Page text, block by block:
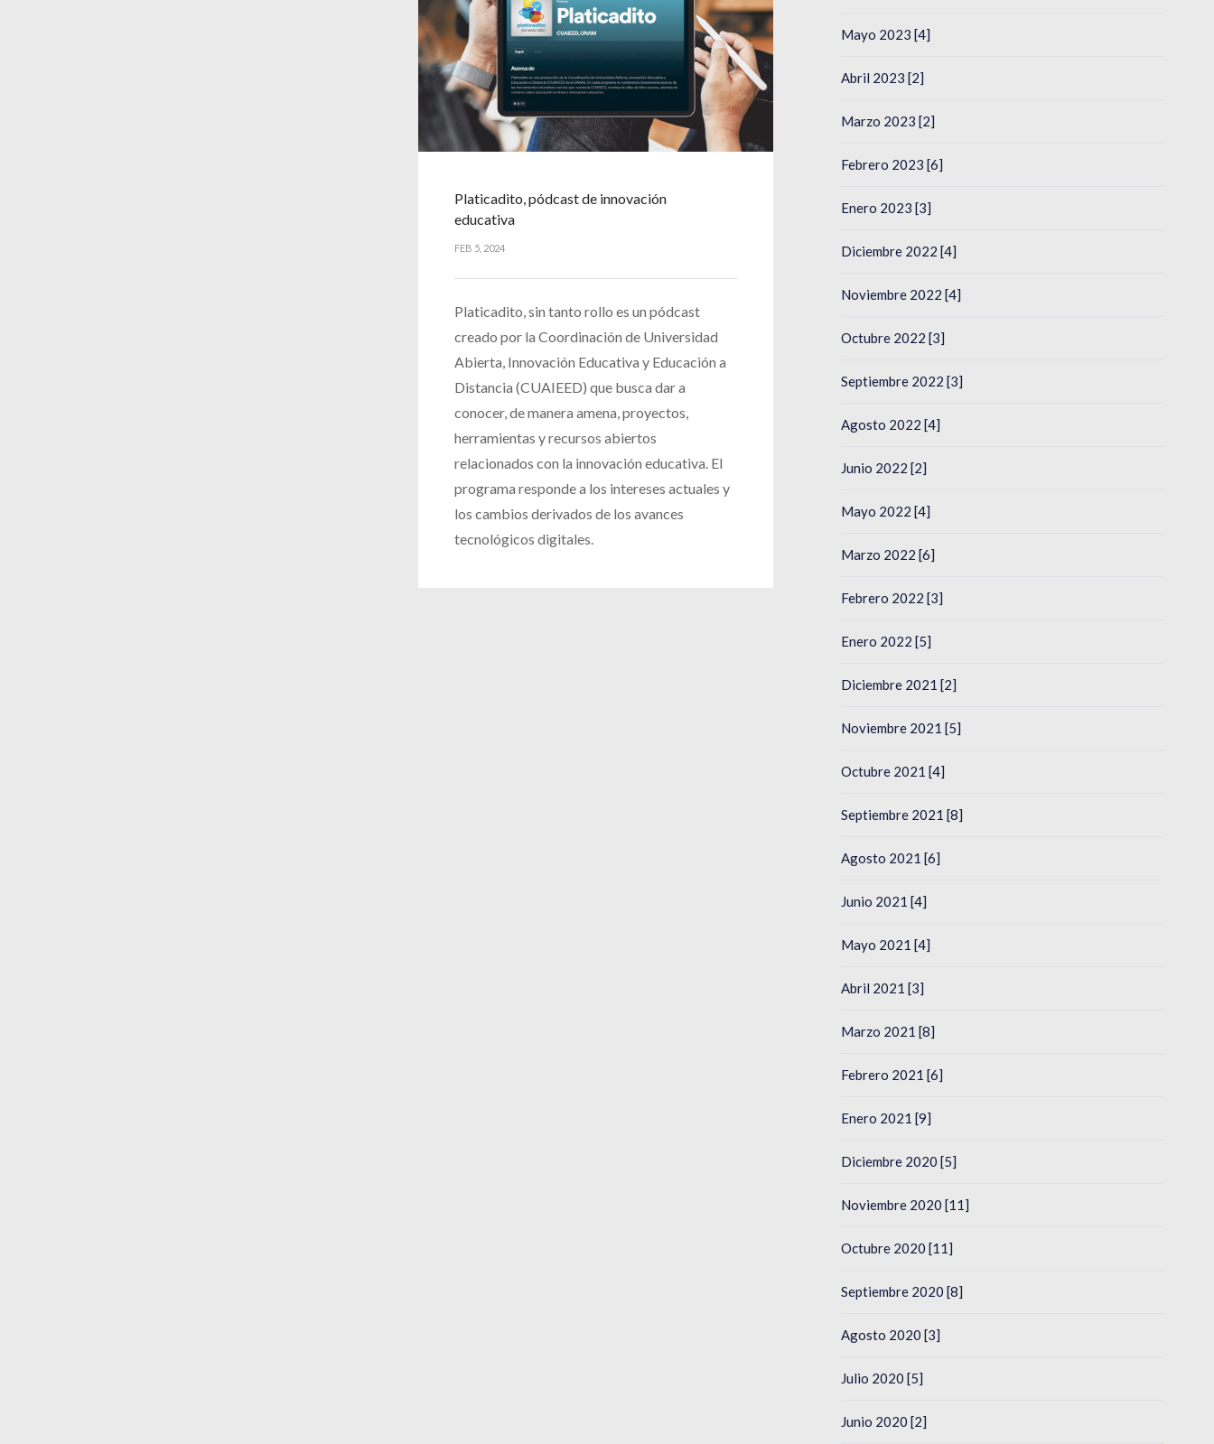
Platicadito, pódcast de innovación
educativa
FEB 5, 2024
Platicadito, sin tanto rollo es un pódcast
creado por la Coordinación de Universidad
Abierta, Innovación Educativa y Educación a
Distancia (CUAIEED) que busca dar a
conocer, de manera amena, proyectos,
herramientas y recursos abiertos
relacionados con la innovación educativa. El
programa responde a los intereses actuales y
los cambios derivados de los avances
tecnológicos digitales.
Mayo 2023 [4]
Abril 2023 [2]
Marzo 2023 [2]
Febrero 2023 [6]
Enero 2023 [3]
Diciembre 2022 [4]
Noviembre 2022 [4]
Octubre 2022 [3]
Septiembre 2022 [3]
Agosto 2022 [4]
Junio 2022 [2]
Mayo 2022 [4]
Marzo 2022 [6]
Febrero 2022 [3]
Enero 2022 [5]
Diciembre 2021 [2]
Noviembre 2021 [5]
Octubre 2021 [4]
Septiembre 2021 [8]
Agosto 2021 [6]
Junio 2021 [4]
Mayo 2021 [4]
Abril 2021 [3]
Marzo 2021 [8]
Febrero 2021 [6]
Enero 2021 [9]
Diciembre 2020 [5]
Noviembre 2020 [11]
Octubre 2020 [11]
Septiembre 2020 [8]
Agosto 2020 [3]
Julio 2020 [5]
Junio 2020 [2]